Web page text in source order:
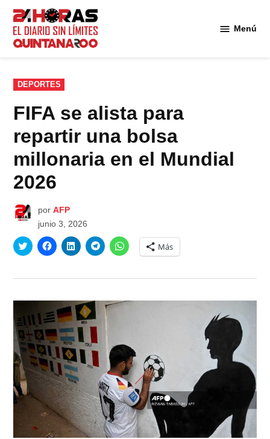
Saltar
contenido
Menú
PUBLICADO
EN
DEPORTES
FIFA se alista para
repartir una bolsa
millonaria en el Mundial
2026
por AFP
junio 3, 2026
Haz
clic
en
abre
una
ventana
nueva)
Haz
clic
en
abre
en
una
ventana
nueva)
Haz
clic
en
abre
en
una
ventana
nueva)
Haz
clic
en
abre
en
una
ventana
nueva)
Haz
clic
para
en
abre
Más